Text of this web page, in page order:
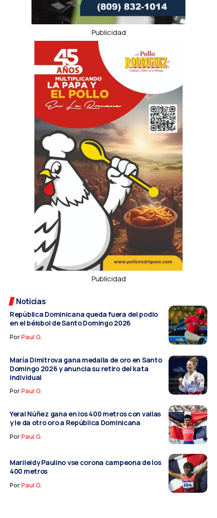
Publicidad
Publicidad
Noticias
República Dominicana queda fuera del podio
en el béisbol de Santo Domingo 2026
PorPaul G.
María Dimitrova gana medalla de oro en Santo
Domingo 2026 y anuncia su retiro del kata
individual
PorPaul G.
Yeral Núñez gana en los 400 metros con vallas
y le da otro oro a República Dominicana
PorPaul G.
Marileidy Paulino vse corona campeona de los
400 metros
PorPaul G.